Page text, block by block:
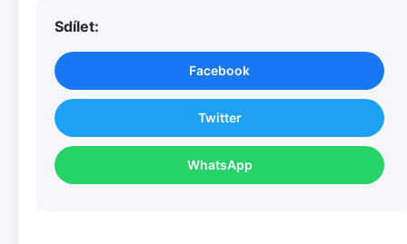
Sdílet:
Facebook
Twitter
WhatsApp